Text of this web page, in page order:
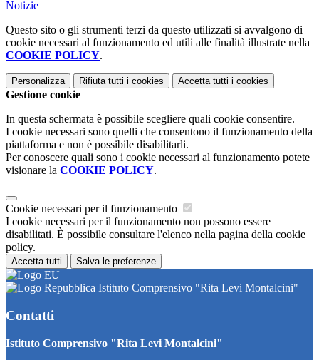
Notizie
Questo sito o gli strumenti terzi da questo utilizzati si avvalgono di
cookie necessari al funzionamento ed utili alle finalità illustrate nella
COOKIE POLICY.
Personalizza Rifiuta tutti i cookies Accetta tutti i cookies
Gestione cookie
In questa schermata è possibile scegliere quali cookie consentire.
I cookie necessari sono quelli che consentono il funzionamento della
piattaforma e non è possibile disabilitarli.
Per conoscere quali sono i cookie necessari al funzionamento potete
visionare la COOKIE POLICY.
Cookie necessari per il funzionamento
I cookie necessari per il funzionamento non possono essere
disabilitati. È possibile consultare l'elenco nella pagina della cookie
policy.
Accetta tutti Salva le preferenze
Istituto Comprensivo "Rita Levi Montalcini"
Contatti
Istituto Comprensivo "Rita Levi Montalcini"